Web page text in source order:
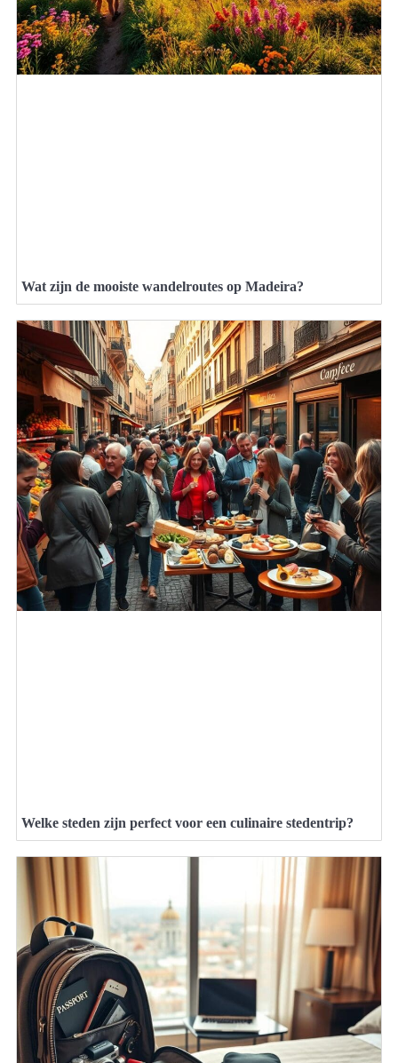
Wat zijn de mooiste wandelroutes op Madeira?
Welke steden zijn perfect voor een culinaire stedentrip?